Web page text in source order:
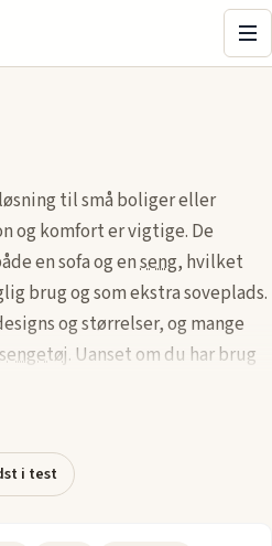
til små boliger eller
og komfort er vigtige. De
en sofa og enseng, hvilket
brug og som ekstra soveplads.
og størrelser, og mange
sengetøj. Uanset om du har brug
større sovesofa, der kan rumme
for at finde den rette til dit
i test